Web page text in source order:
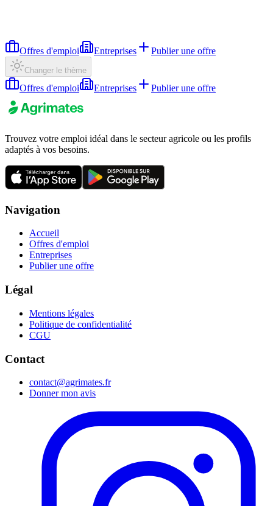
Offres d'emploi Entreprises Publier une offre
Changer le thème
Offres d'emploi Entreprises Publier une offre
Trouvez votre emploi idéal dans le secteur agricole ou les profils
adaptés à vos besoins.
Navigation
Accueil
Offres d'emploi
Entreprises
Publier une offre
Légal
Mentions légales
Politique de confidentialité
CGU
Contact
contact@agrimates.fr
Donner mon avis